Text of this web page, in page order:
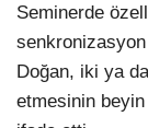
Seminerde
Doğan, iki ya
etmesinin